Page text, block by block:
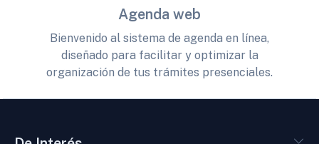
Agenda web
Bienvenido al sistema de agenda en línea,
diseñado para facilitar y optimizar la
organización de tus trámites presenciales.